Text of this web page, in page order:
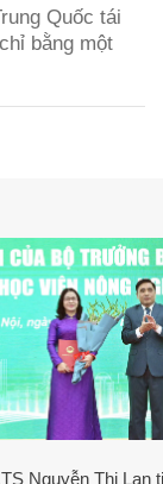
Quốc tái
bằng một
Nguyễn Thị Lan